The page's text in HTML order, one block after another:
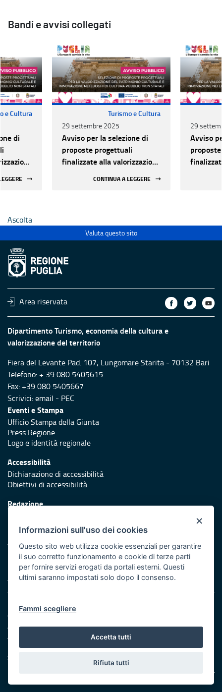
Bandi e avvisi collegati
e Cultura
di
Turismo e Cultura
29 settembre 2025
Avviso per la selezione di
proposte progettuali
finalizzate alla valorizzazione
CONTINUA A LEGGERE
29
Avviso
Ascolta
Valuta questo sito
Area riservata
Dipartimento Turismo, economia della cultura e
valorizzazione del territorio
Fiera del Levante Pad. 107, Lungomare Starita - 70132 Bari
Telefono: + 39 080 5405615
Fax: +39 080 5405667
Scrivici:email - PEC
Eventi e Stampa
Ufficio Stampa della Giunta
Press Regione
Logo e identità regionale
Accessibilità
Dichiarazione di accessibilità
Obiettivi di accessibilità
Redazione
Protezione civile
Vai al sito di Protezione Civile Puglia
Iniziativa finanziata con risorse del POR Puglia 2014/2020 -
Asse XI
Note legali
Cookie e privacy
Amministrazione trasparente
Atti di notifica
Feed RSS
Servizi intranet
×
Informazioni sull'uso dei cookies
Questo sito web utilizza cookie essenziali per garantire
il suo corretto funzionamento e cookie di terze parti
per fornire servizi erogati da portali esterni. Questi
ultimi saranno impostati solo dopo il consenso.
Fammi scegliere
Accetta tutti
Rifiuta tutti